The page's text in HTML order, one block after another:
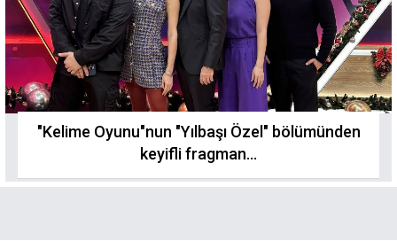
"Kelime Oyunu"nun "Yılbaşı Özel" bölümünden
keyifli fragman...